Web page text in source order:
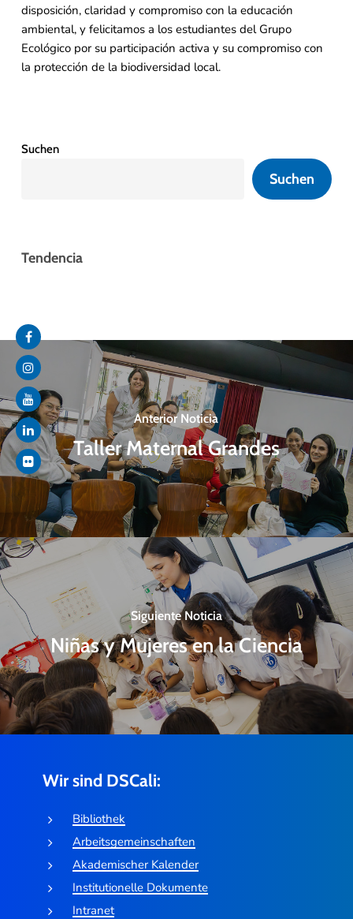
disposición, claridad y compromiso con la educación
ambiental, y felicitamos a los estudiantes del Grupo
Ecológico por su participación activa y su compromiso con
la protección de la biodiversidad local.
Suchen
Suchen
Tendencia
Anterior Noticia
Taller Maternal Grandes
Siguiente Noticia
Niñas y Mujeres en la Ciencia
Wir sind DSCali:
Bibliothek
Arbeitsgemeinschaften
Akademischer Kalender
Institutionelle Dokumente
Intranet